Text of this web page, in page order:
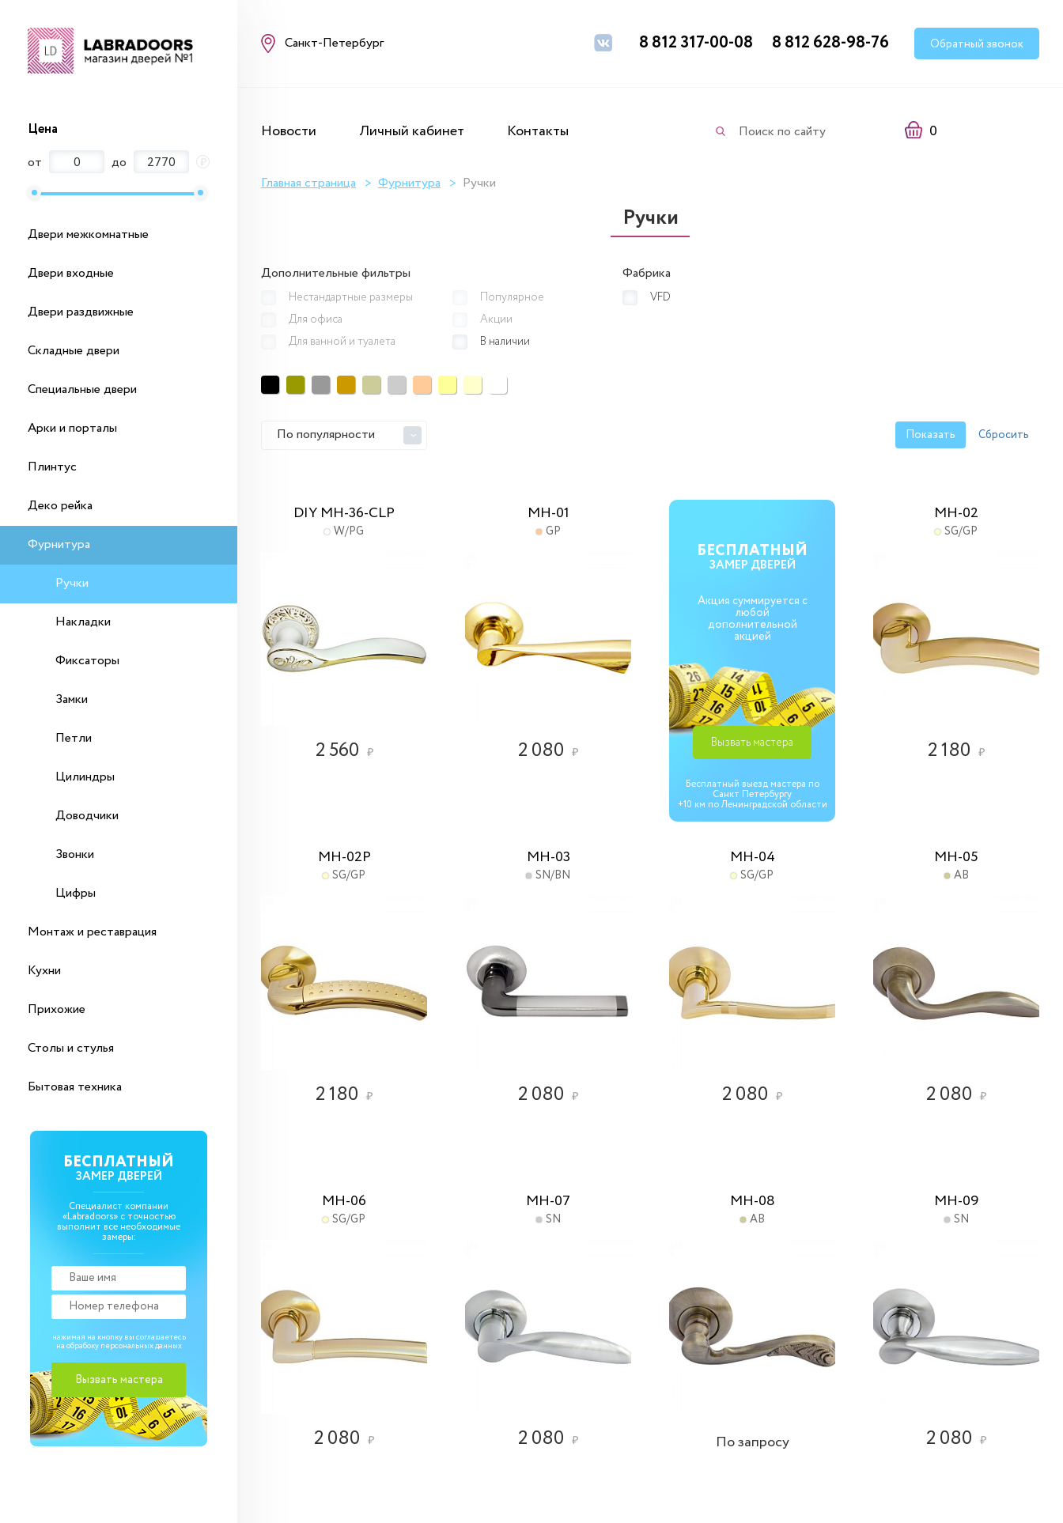
Цена
от
до ₽
Двери межкомнатные
Двери входные
Двери раздвижные
Складные двери
Специальные двери
Арки и порталы
Плинтус
Деко рейка
Фурнитура
Ручки
Накладки
Фиксаторы
Замки
Петли
Цилиндры
Доводчики
Звонки
Цифры
Монтаж и реставрация
Кухни
Прихожие
Столы и стулья
Бытовая техника
БЕСПЛАТНЫЙ
ЗАМЕР ДВЕРЕЙ
Специалист компании
«Labradoors» с точностью
выполнит все необходимые
замеры:
нажимая на кнопку вы соглашаетесь
на обрабоку персональных данных
Санкт-Петербург 8 812 317-00-08 8 812 628-98-76 Обратный звонок
Новости Личный кабинет Контакты Поиск по сайту 0
Главная страница Фурнитура Ручки
Ручки
Дополнительные фильтры
Нестандартные размеры
Для офиса
Для ванной и туалета
Популярное
Акции
В наличии
Фабрика
VFD
По популярности >
DIY MH-36-CLP
W/PG
2 560 ₽
MH-01
GP
2 080 ₽
БЕСПЛАТНЫЙ
ЗАМЕР ДВЕРЕЙ
Акция суммируется с
любой
дополнительной
акцией
Вызвать мастера
Бесплатный выезд мастера по
Санкт Петербургу
+10 км по Ленинградской области
MH-02
SG/GP
2 180 ₽
MH-02P
SG/GP
2 180 ₽
MH-03
SN/BN
2 080 ₽
MH-04
SG/GP
2 080 ₽
MH-05
AB
2 080 ₽
MH-06
SG/GP
2 080 ₽
MH-07
SN
2 080 ₽
MH-08
AB
По запросу
MH-09
SN
2 080 ₽